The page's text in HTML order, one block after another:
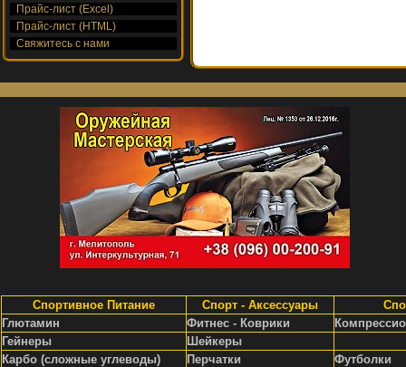
Прайс-лист (Excel)
Прайс-лист (HTML)
Свяжитесь с нами
Спортивное Питание Спорт - Аксессуары
Глютамин
Фитнес - Коврики
Гейнеры
Шейкеры
Карбо (сложные углеводы)
Перчатки
Футболки